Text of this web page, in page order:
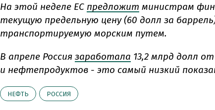
На этой неделе ЕС предложит министрам
текущую предельную цену (60 долл за
транспортируемую морским путем.
В апреле Россия заработала 13,2 млрд долл
и нефтепродуктов - это самый низкий
НЕФТЬ РОССИЯ